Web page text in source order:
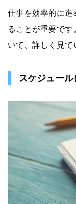
仕事を効率的に進
ることが重要で
いて、詳しく見て
スケジュー